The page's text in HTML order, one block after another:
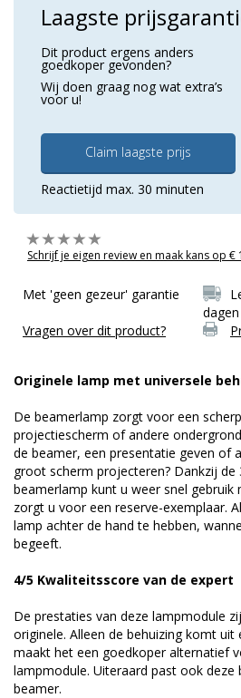
Laagste
Dit product ergens anders
goedkoper gevonden?
Wij doen graag nog wat extra’s
voor u!
Claim laagste prijs
Reactietijd max. 30 minuten
Schrijf je eigen review en maak kans op €
Met 'geen gezeur' garantie
dagen
Vragen over dit product?
Originele lamp met universele
De beamerlamp zorgt voor een
projectiescherm of andere
de beamer, een presentatie geven of
groot scherm projecteren? Dankzij de
beamerlamp kunt u weer snel
zorgt u voor een reserve-exemplaar.
lamp achter de hand te hebben,
begeeft.
4/5 Kwaliteitsscore van de expert
De prestaties van deze lampmodule
originele. Alleen de behuizing komt
maakt het een goedkoper alternatief
lampmodule. Uiteraard past ook deze
beamer.